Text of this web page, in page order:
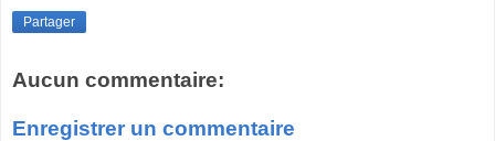
Partager
Aucun commentaire:
Enregistrer un commentaire